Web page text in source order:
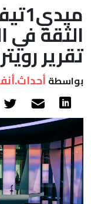
الثقة في
تقرير رويترز
بواسطة